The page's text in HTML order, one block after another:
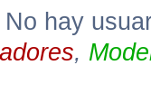
hay
,